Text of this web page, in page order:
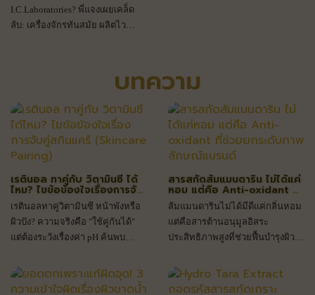
I.C.Laboratories? พี่แจงเผยเคล็ด
ลับ: เครื่องจักรทันสมัย ผลิตไว
บทความ
เรตินอล ทาคู่กับ วิตามินซี ได้
ไหม? ไขข้อข้องใจเรื่องการจับ
คู่สกินแคร์ (Skincare
Pairing)
เรตินอลทาคู่วิตามินซี หน้าพังหรือ
ผิวปัง? ความจริงคือ "ใช้คู่กันได้"
แต่ต้องระวังเรื่องค่า pH ค้นพบ
อย่างปลอดภัยที่นี่
สารสกัดส้มแมนดาริน ไม่ได้แค่
หอม แต่คือ Anti-oxidant ที่
ช่วยยกระดับภาพลักษณ์
แบรนด์
ส้มแมนดารินไม่ได้มีดีแค่กลิ่นหอม
แต่คือสารต้านอนุมูลอิสระ
ประสิทธิภาพสูงที่ช่วยฟื้นบำรุงผิว
พรีเมียมและสร้างยอดขายได้จริง